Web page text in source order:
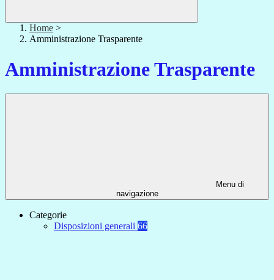
Home >
Amministrazione Trasparente
Amministrazione Trasparente
Menu di
navigazione
Categorie
Disposizioni generali 66